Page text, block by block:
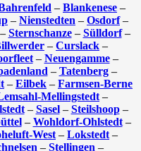
– Blankenese –
– Nienstedten – Osdorf–
– Sternschanze– Sülldorf–
– Curslack –
– Neuengamme–
– Tatenberg–
– Eilbek – Farmsen-Berne
Mellingstedt –
– Sasel– Steilshoop–
– Wohldorf-Ohlstedt–
West – Lokstedt –
– Stellingen –